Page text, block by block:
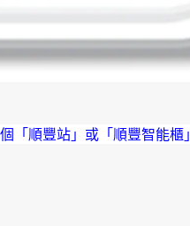
「順豐站」或「順豐智能櫃」